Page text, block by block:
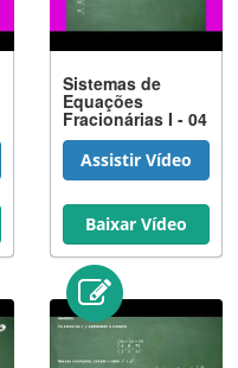
Sistemas de
Equações
Fracionárias I - 04
Assistir Vídeo
Baixar Vídeo